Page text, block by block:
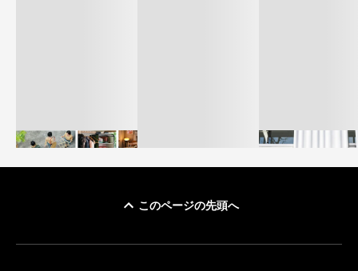
このページの先頭へ